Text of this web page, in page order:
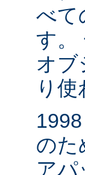
べて
す。
オブ
り使
のた
アパ